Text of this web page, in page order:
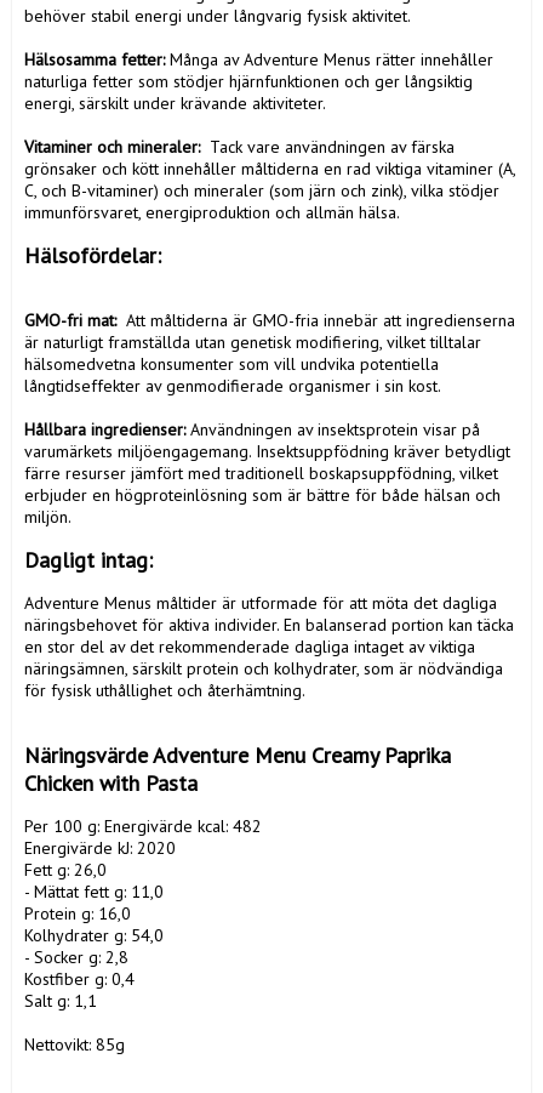
behöver stabil energi under långvarig fysisk aktivitet.
Hälsosamma fetter: Många av Adventure Menus rätter innehåller
naturliga fetter som stödjer hjärnfunktionen och ger långsiktig
energi, särskilt under krävande aktiviteter.
Vitaminer och mineraler: Tack vare användningen av färska
grönsaker och kött innehåller måltiderna en rad viktiga vitaminer (A,
C, och B-vitaminer) och mineraler (som järn och zink), vilka stödjer
immunförsvaret, energiproduktion och allmän hälsa.
Hälsofördelar:
GMO-fri mat: Att måltiderna är GMO-fria innebär att ingredienserna
är naturligt framställda utan genetisk modifiering, vilket tilltalar
hälsomedvetna konsumenter som vill undvika potentiella
långtidseffekter av genmodifierade organismer i sin kost.
Hållbara ingredienser: Användningen av insektsprotein visar på
varumärkets miljöengagemang. Insektsuppfödning kräver betydligt
färre resurser jämfört med traditionell boskapsuppfödning, vilket
erbjuder en högproteinlösning som är bättre för både hälsan och
miljön.
Dagligt intag:
Adventure Menus måltider är utformade för att möta det dagliga
näringsbehovet för aktiva individer. En balanserad portion kan täcka
en stor del av det rekommenderade dagliga intaget av viktiga
näringsämnen, särskilt protein och kolhydrater, som är nödvändiga
för fysisk uthållighet och återhämtning.
Näringsvärde Adventure Menu Creamy Paprika
Chicken with Pasta
Per 100 g: Energivärde kcal: 482
Energivärde kJ: 2020
Fett g: 26,0
- Mättat fett g: 11,0
Protein g: 16,0
Kolhydrater g: 54,0
- Socker g: 2,8
Kostfiber g: 0,4
Salt g: 1,1
Nettovikt: 85g